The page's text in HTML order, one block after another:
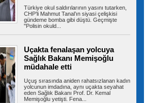
MGM'den İstanbul için sağanak
uyarısı
bunaltan sıcaklıklara bir gün ara
Meteoroloji Genel...
Sakarya kıyılarında hareketli
Denizde gizemli İHA bulundu
cankurtaranlar, kıyıdan 500 metre
sahipsiz bir İHA tespit...
Türkiye okul saldırılarının yasını tutarken,
CHP’li Mahmut Tanal’ın siyasi çelişkisi
gündeme bomba gibi düştü. Geçmişte
"Polisin okuld...
Uçakta fenalaşan yolcuya
Sağlık Bakanı Memişoğlu
müdahale etti
Uçuş sırasında aniden rahatsızlanan kadın
yolcunun imdadına, aynı uçakta seyahat
eden Sağlık Bakanı Prof. Dr. Kemal
Memişoğlu yetişti. Fena...